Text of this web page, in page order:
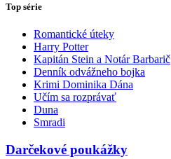
Top série
Romantické úteky
Harry Potter
Kapitán Stein a Notár Barbarič
Denník odvážneho bojka
Krimi Dominika Dána
Učím sa rozprávať
Duna
Smradi
Darčekové poukážky